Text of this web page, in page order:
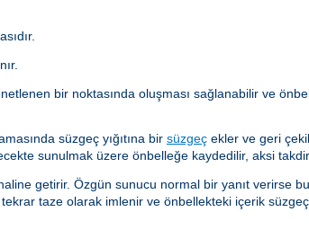
bir noktasında oluşması sağlanabilir ve
süzgeç yığıtına bir süzgeç ekler ve geri
sunulmak üzere önbelleğe kaydedilir, aksi
getirir. Özgün sunucu normal bir yanıt verirse
tekrar taze olarak imlenir ve önbellekteki içerik